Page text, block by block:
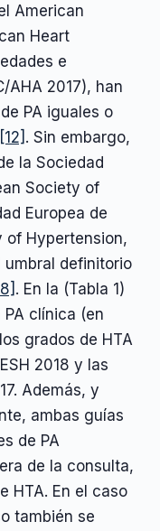
American
Heart
e
AHA 2017), han
PA iguales o
[12] . Sin embargo,
la Sociedad
Society of
Europea de
of Hypertension,
umbral definitorio
. En la (Tabla 1)
clínica (en
grados de HTA
2018 y las
Además, y
ambas guías
de PA
de la consulta,
HTA. En el caso
también se